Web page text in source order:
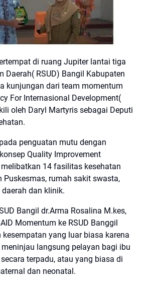
di ruang Jupiter lantai tiga
Daerah( RSUD) Bangil Kabupaten
kunjungan dari team momentum
For Internasional Development(
oleh Daryl Martyris sebagai Deputi
penguatan mutu dengan
Quality Improvement
14 fasilitas kesehatan
Puskesmas, rumah sakit swasta,
dan klinik.
Bangil dr.Arma Rosalina M.kes,
Momentum ke RSUD Banggil
kesempatan yang luar biasa karena
langsung pelayan bagi ibu
terpadu, atau yang biasa di
dan neonatal.